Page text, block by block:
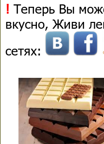
! Теперь Вы
вкусно, Живи
сетях: